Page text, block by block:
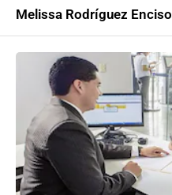
Melissa Rodríguez Enciso